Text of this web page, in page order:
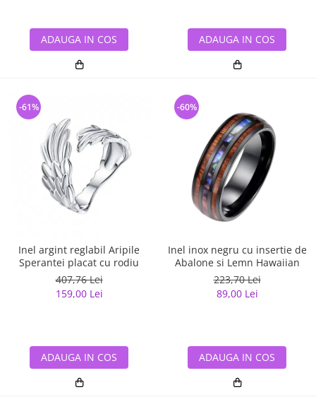
ADAUGA IN COS ADAUGA IN COS
Inel argint reglabil Aripile
Sperantei placat cu rodiu
407,76 Lei
159,00 Lei
-61%
ADAUGA IN COS
Inel inox negru cu insertie de
Abalone si Lemn Hawaiian
223,70 Lei
89,00 Lei
-60%
ADAUGA IN COS